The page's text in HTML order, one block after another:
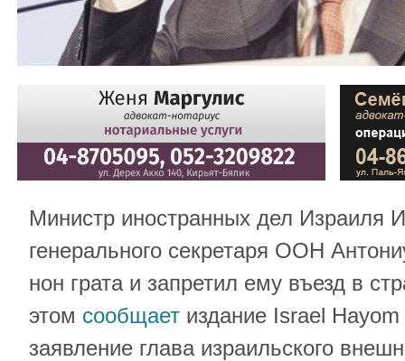
Министр иностранных дел Израиля
генерального секретаря ООН
нон грата и запретил ему въезд в
этом сообщает издание Israel
заявление глава израильского